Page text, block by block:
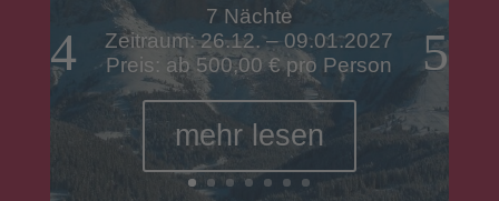
7 Nächte
Zeitraum: 26.12. – 09.01.2027
Preis: ab 500,00 € pro Person
mehr lesen